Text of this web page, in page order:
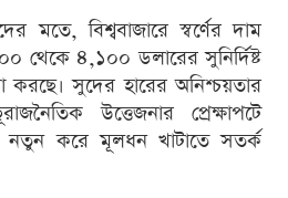
মতে, বিশ্ববাজারে স্বর্ণের দাম
থেকে ৪,১০০ ডলারের সুনির্দিষ্ট
করছে। সুদের হারের অনিশ্চয়তার
উত্তেজনার প্রেক্ষাপটে
নতুন করে মূলধন খাটাতে সতর্ক